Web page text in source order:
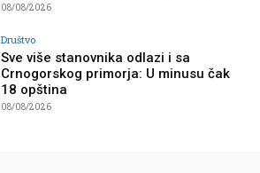
08/08/2026
Društvo
Sve više stanovnika odlazi i sa
Crnogorskog primorja: U minusu čak
18 opština
08/08/2026